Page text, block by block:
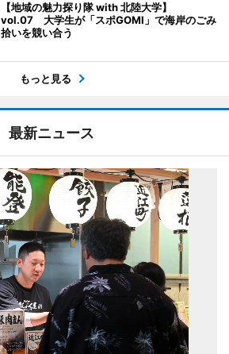
【地域の魅力探り隊 with 北陸大学】
vol.07 大学生が「スポGOMI」で海岸のごみ
拾いを競い合う
もっと見る
最新ニュース